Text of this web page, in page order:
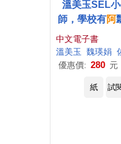
溫美玉SEL
師，學校有阿
緒學習：讓好
子探索世界!
集】 (電
中文電子書
溫美玉
魏瑛娟
優惠價: 280 元
紙 試